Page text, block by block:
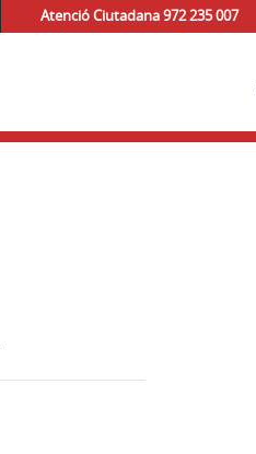
Atenció Ciutadana 972 235 007